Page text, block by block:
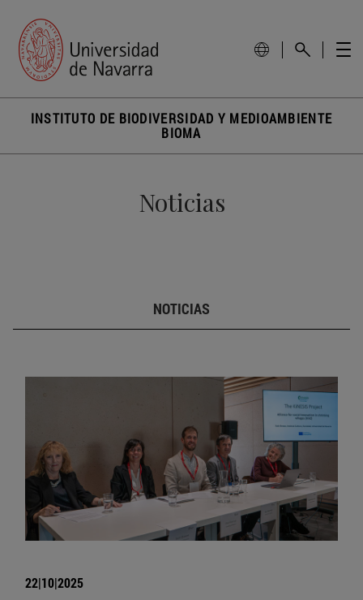
INSTITUTO DE BIODIVERSIDAD Y MEDIOAMBIENTE
BIOMA
Noticias
NOTICIAS
22|10|2025